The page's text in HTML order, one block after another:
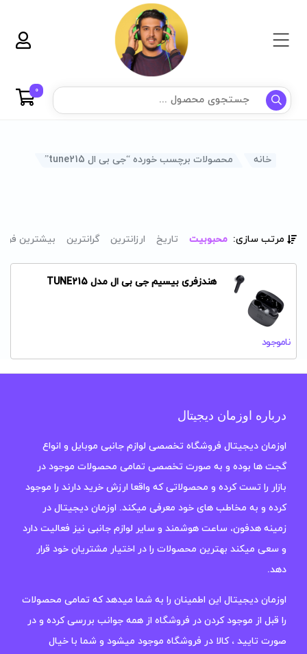
0
خانه محصولات برچسب خورده “جی بی ال tune215”
مرتب سازی: محبوبیت تاریخ ارزانترین گرانترین بیشترین
هندزفری بیسیم جی بی ال مدل TUNE215
ناموجود
درباره اوزمان دیجیتال
اوزمان دیجیتال فروشگاه تخصصی لوازم جانبی موبایل و انواع
گجت ها بوده و به صورت تخصصی تمامی محصولات موجود در
بازار را تست کرده و محصولاتی که واقعا ارزش خرید دارند را موجود
کرده و به مخاطب های خود معرفی میکند. اوزمان دیجیتال در
زمینه هدفون، ساعت هوشمند و سایر لوازم جانبی نیز فعالیت دارد
و سعی میکند بهترین محصولات را در اختیار مشتریان خود قرار
دهد.
اوزمان دیجیتال این اطمینان را به شما میدهد که تمامی محصولات
را قبل از موجود کردن در فروشگاه از همه جوانب بررسی کرده و در
صورت تایید ، کالا در فروشگاه موجود میشود و شما با خیال